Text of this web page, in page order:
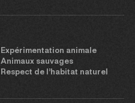
Expérimentation animale
Animaux sauvages
Respect de l’habitat naturel